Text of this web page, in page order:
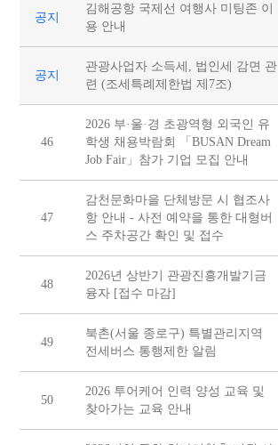
공지
김해공항 국제선 여행사 미팅존 이
용 안내
공지
관광사업자 소득세, 법인세 감면 관
련 (조세특례제한법 제7조)
46
2026 부·울·경 초광역형 외국인 유
학생 채용박람회 「BUSAN Dream
Job Fair」참가 기업 모집 안내
47
감천문화마을 단체방문 시 협조사
항 안내 - 사전 예약을 통한 대형버
스 주차공간 확인 및 접수
48
2026년 상반기 관광진흥개발기금
융자 [접수 마감]
49
북촌(서울 종로구) 특별관리지역
전세버스 통행제한 알림
50
2026 투어케어 인력 양성 교육 및
찾아가는 교육 안내